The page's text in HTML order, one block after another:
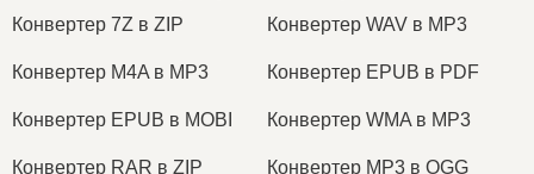
Конвертер 7Z в ZIP Конвертер WAV в MP3
Конвертер M4A в MP3 Конвертер EPUB в PDF
Конвертер EPUB в MOBI Конвертер WMA в MP3
Конвертер RAR в ZIP Конвертер MP3 в OGG